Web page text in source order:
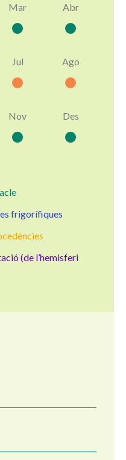
Mar Abr
Jul Ago
Nov Des
frigorífiques
(de l’hemisferi